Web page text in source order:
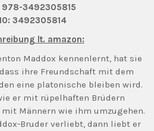
978-3492305815
3492305814
lt. amazon:
Maddox kennenlernt, hat sie
ihre Freundschaft mit dem
eine platonische bleiben wird.
er mit rüpelhaften Brüdern
Männern wie ihm umzugehen.
Bruder verliebt, dann liebt er